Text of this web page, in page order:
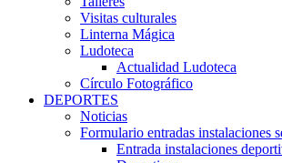
Visitas culturales
Linterna Mágica
Ludoteca
Actualidad Ludoteca
Círculo Fotográfico
DEPORTES
Noticias
Formulario entradas instalaciones
Entrada instalaciones